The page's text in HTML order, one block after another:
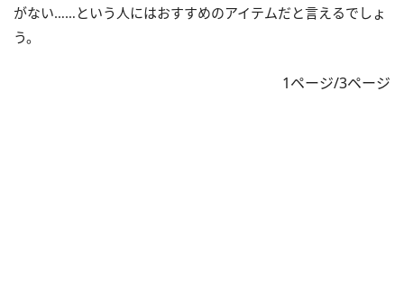
がない……という人にはおすすめのアイテムだと言えるでしょ
う。
1ページ/3ページ